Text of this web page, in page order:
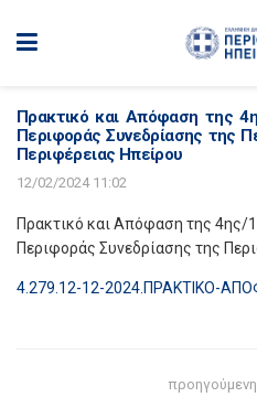
Πρακτικό και Απόφαση της
Περιφοράς Συνεδρίασης της
Περιφέρειας Ηπείρου
12/02/2024 11:02
Πρακτικό και Απόφαση της 4ης/
Περιφοράς Συνεδρίασης της
4.279.12-12-2024.ΠΡΑΚΤΙΚΟ-